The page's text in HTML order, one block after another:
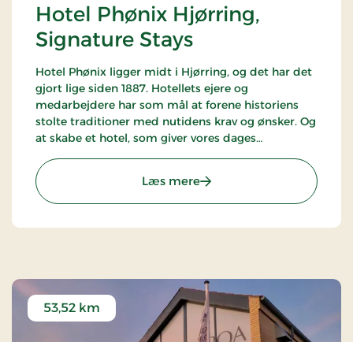
Hotel Phønix Hjørring,
Signature Stays
Hotel Phønix ligger midt i Hjørring, og det har det
gjort lige siden 1887. Hotellets ejere og
medarbejdere har som mål at forene historiens
stolte traditioner med nutidens krav og ønsker. Og
at skabe et hotel, som giver vores dages
Læs mere: Hotel Phønix Hjørring,
53,52 km